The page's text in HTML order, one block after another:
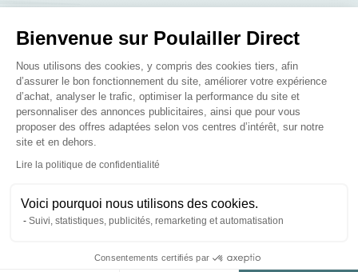
Bienvenue sur Poulailler Direct
Plateforme de Gestion du
Nous utilisons des cookies, y compris des cookies tiers, afin
d’assurer le bon fonctionnement du site, améliorer votre expérience
d’achat, analyser le trafic, optimiser la performance du site et
personnaliser des annonces publicitaires, ainsi que pour vous
proposer des offres adaptées selon vos centres d’intérêt, sur notre
site et en dehors.
Lire la politique de confidentialité
Voici pourquoi nous utilisons des cookies.
Suivi, statistiques, publicités, remarketing et automatisation
Consentements certifiés par
Axeptio consent
Ces produits peuvent vous
intéresser